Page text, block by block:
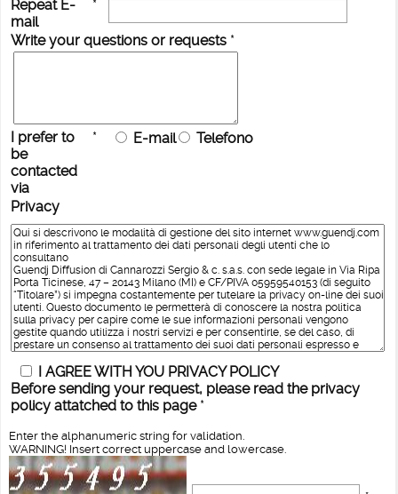
Repeat E-
mail
*
Write your questions or requests *
I prefer to
be
contacted
via
* E-mail Telefono
Privacy
I AGREE WITH YOU PRIVACY POLICY
Before sending your request, please read the privacy
policy attatched to this page *
Enter the alphanumeric string for validation.
WARNING! Insert correct uppercase and lowercase.